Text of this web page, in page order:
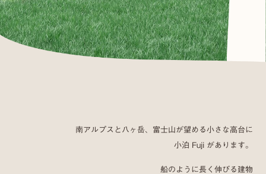
南アルプスと八ヶ岳、富士山が望める小さな高台に
小泊 Fuji があります。
船のように長く伸びる建物